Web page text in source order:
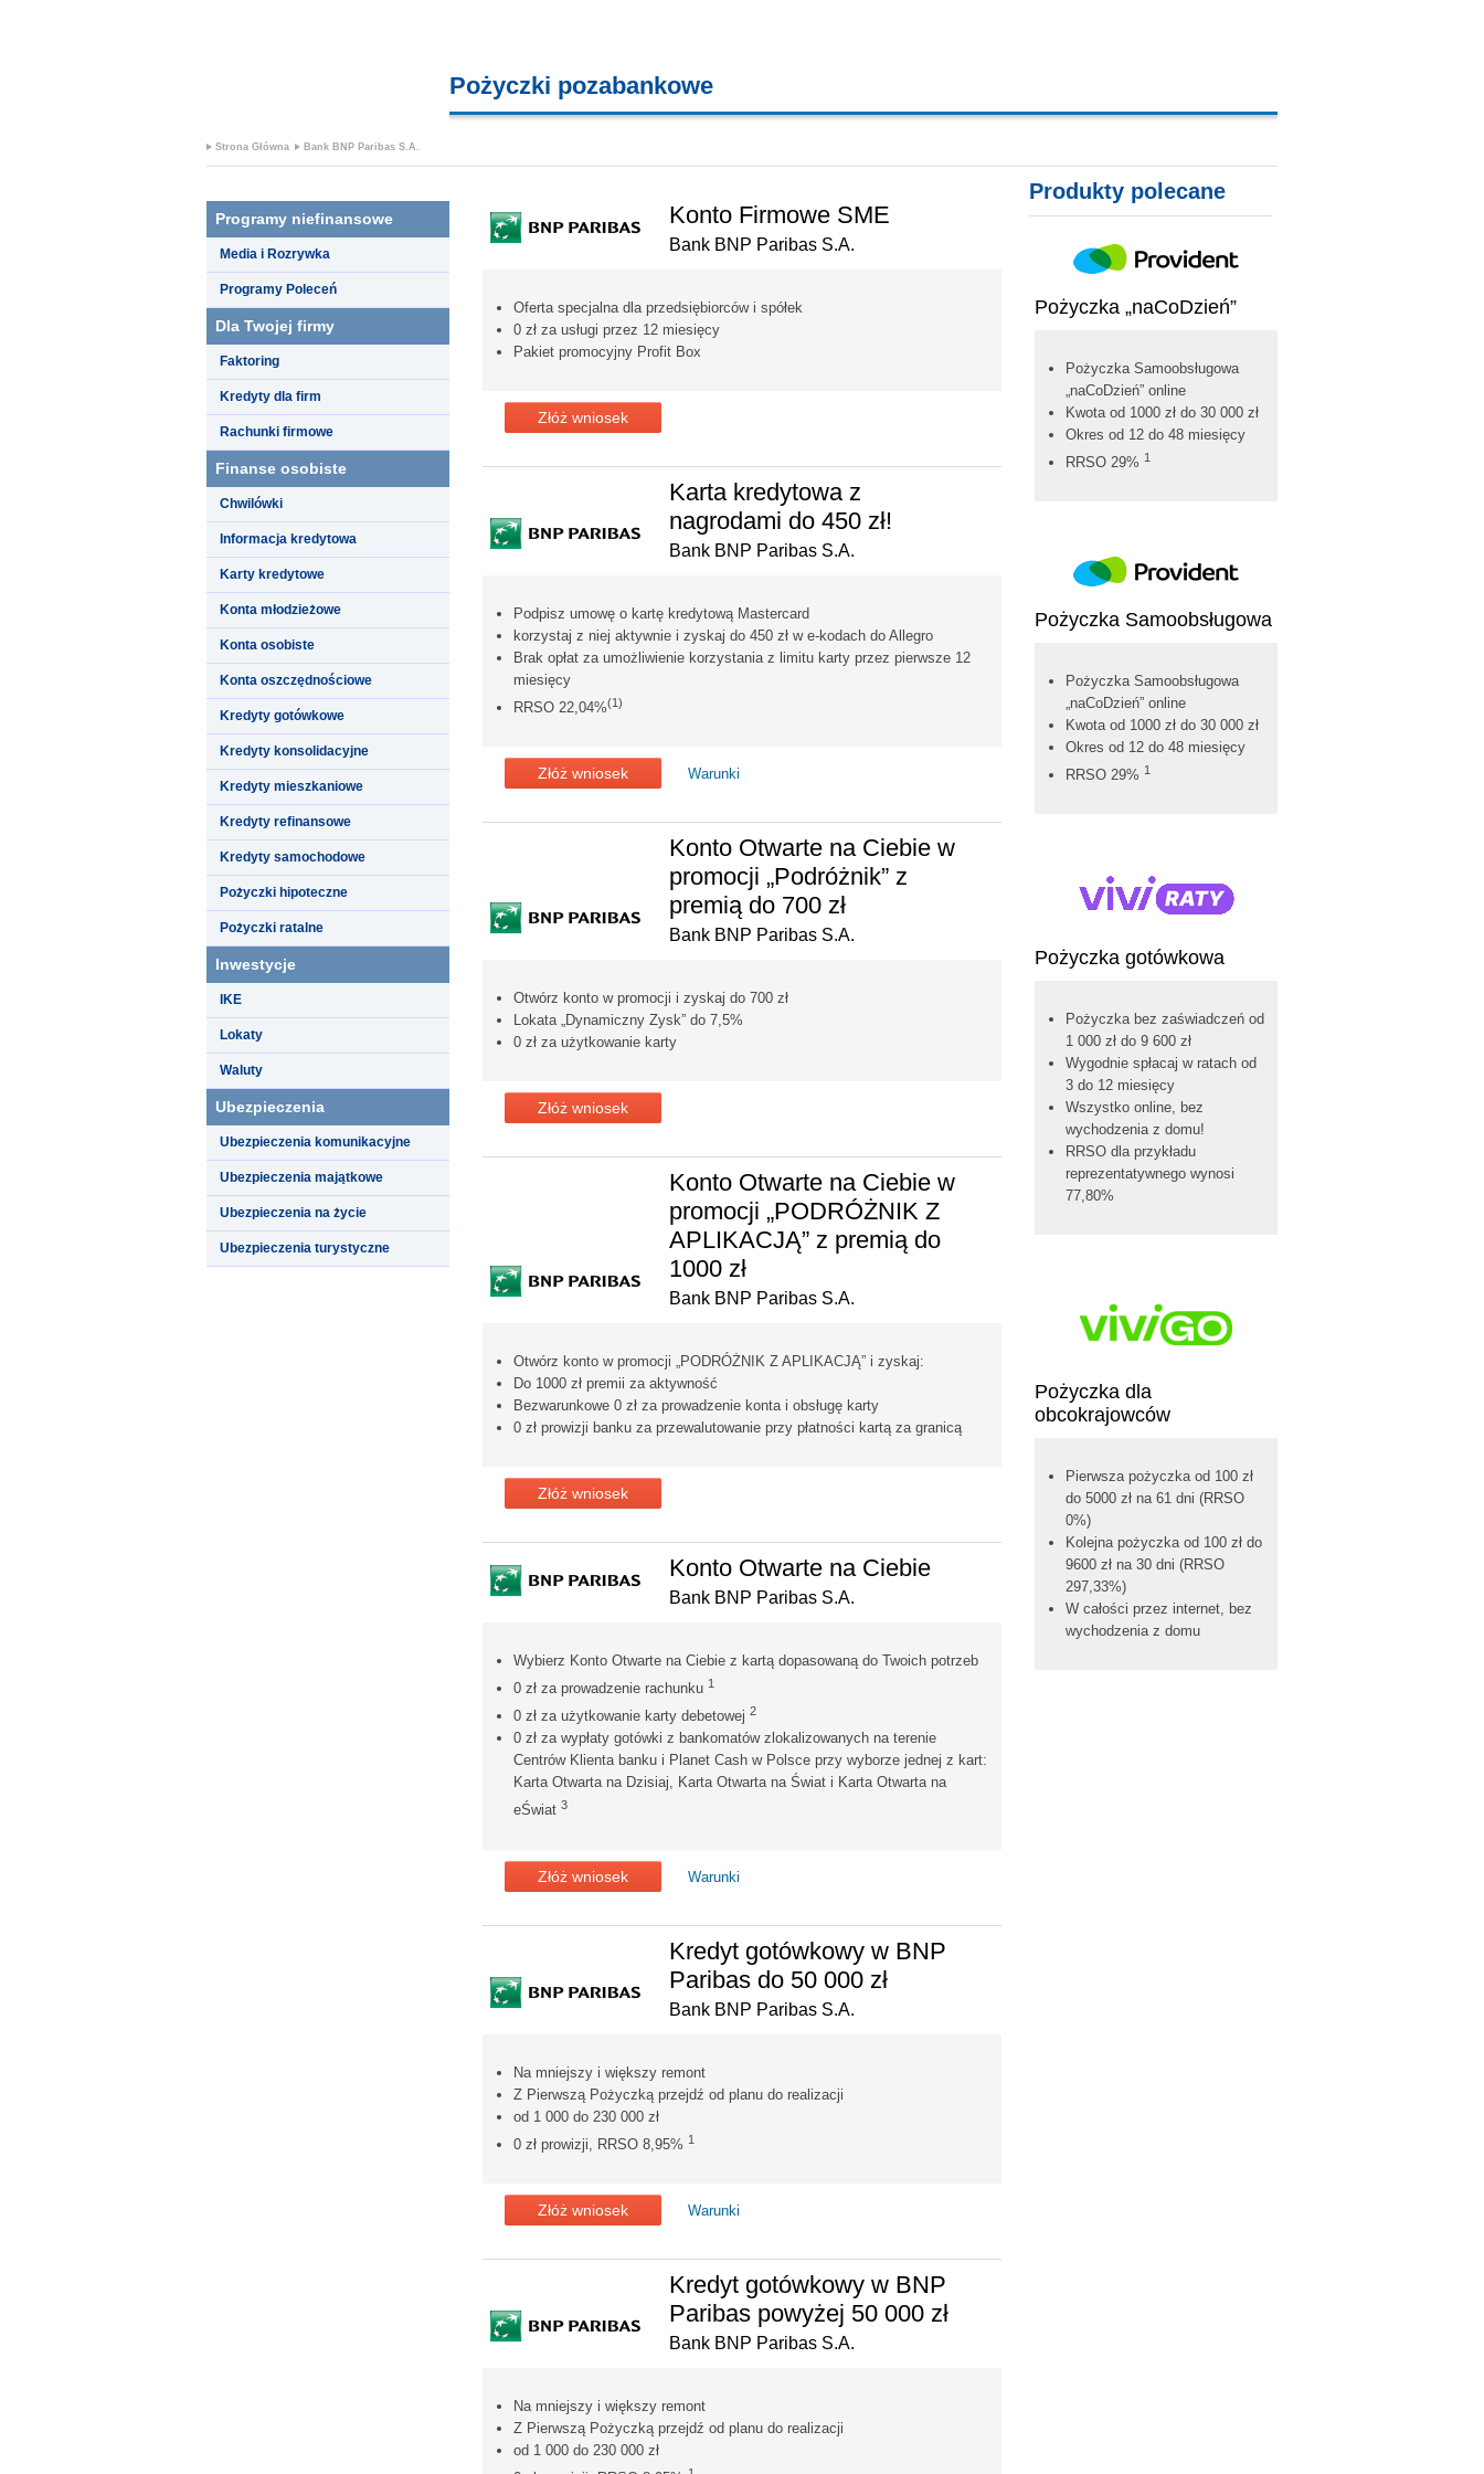
Pożyczki pozabankowe
Strona Główna Bank BNP Paribas S.A.
Programy niefinansowe
Media i Rozrywka
Programy Poleceń
Dla Twojej firmy
Faktoring
Kredyty dla firm
Rachunki firmowe
Finanse osobiste
Chwilówki
Informacja kredytowa
Karty kredytowe
Konta młodzieżowe
Konta osobiste
Konta oszczędnościowe
Kredyty gotówkowe
Kredyty konsolidacyjne
Kredyty mieszkaniowe
Kredyty refinansowe
Kredyty samochodowe
Pożyczki hipoteczne
Pożyczki ratalne
Inwestycje
IKE
Lokaty
Waluty
Ubezpieczenia
Ubezpieczenia komunikacyjne
Ubezpieczenia majątkowe
Ubezpieczenia na życie
Ubezpieczenia turystyczne
Konto Firmowe SME
Bank BNP Paribas S.A.
Oferta specjalna dla przedsiębiorców i spółek
0 zł za usługi przez 12 miesięcy
Pakiet promocyjny Profit Box
Złóż wniosek
Karta kredytowa z
nagrodami do 450 zł!
Bank BNP Paribas S.A.
Podpisz umowę o kartę kredytową Mastercard
korzystaj z niej aktywnie i zyskaj do 450 zł w e-kodach do Allegro
Brak opłat za umożliwienie korzystania z limitu karty przez pierwsze 12
miesięcy
RRSO 22,04%(1)
Złóż wniosek Warunki
Konto Otwarte na Ciebie w
promocji „Podróżnik” z
premią do 700 zł
Bank BNP Paribas S.A.
Otwórz konto w promocji i zyskaj do 700 zł
Lokata „Dynamiczny Zysk” do 7,5%
0 zł za użytkowanie karty
Złóż wniosek
Konto Otwarte na Ciebie w
promocji „PODRÓŻNIK Z
APLIKACJĄ” z premią do
1000 zł
Bank BNP Paribas S.A.
Otwórz konto w promocji „PODRÓŻNIK Z APLIKACJĄ” i zyskaj:
Do 1000 zł premii za aktywność
Bezwarunkowe 0 zł za prowadzenie konta i obsługę karty
0 zł prowizji banku za przewalutowanie przy płatności kartą za granicą
Złóż wniosek
Konto Otwarte na Ciebie
Bank BNP Paribas S.A.
Wybierz Konto Otwarte na Ciebie z kartą dopasowaną do Twoich potrzeb
0 zł za prowadzenie rachunku 1
0 zł za użytkowanie karty debetowej 2
0 zł za wypłaty gotówki z bankomatów zlokalizowanych na terenie
Centrów Klienta banku i Planet Cash w Polsce przy wyborze jednej z kart:
Karta Otwarta na Dzisiaj, Karta Otwarta na Świat i Karta Otwarta na
eŚwiat 3
Złóż wniosek Warunki
Kredyt gotówkowy w BNP
Paribas do 50 000 zł
Bank BNP Paribas S.A.
Na mniejszy i większy remont
Z Pierwszą Pożyczką przejdź od planu do realizacji
od 1 000 do 230 000 zł
0 zł prowizji, RRSO 8,95% 1
Złóż wniosek Warunki
Kredyt gotówkowy w BNP
Paribas powyżej 50 000 zł
Bank BNP Paribas S.A.
Na mniejszy i większy remont
Z Pierwszą Pożyczką przejdź od planu do realizacji
od 1 000 do 230 000 zł
Produkty polecane
Pożyczka „naCoDzień”
Pożyczka Samoobsługowa
„naCoDzień” online
Kwota od 1000 zł do 30 000 zł
Okres od 12 do 48 miesięcy
RRSO 29% 1
Pożyczka Samoobsługowa
Pożyczka Samoobsługowa
„naCoDzień” online
Kwota od 1000 zł do 30 000 zł
Okres od 12 do 48 miesięcy
RRSO 29% 1
Pożyczka gotówkowa
Pożyczka bez zaświadczeń od
1 000 zł do 9 600 zł
Wygodnie spłacaj w ratach od
3 do 12 miesięcy
Wszystko online, bez
wychodzenia z domu!
RRSO dla przykładu
reprezentatywnego wynosi
77,80%
Pożyczka dla
obcokrajowców
Pierwsza pożyczka od 100 zł
do 5000 zł na 61 dni (RRSO
0%)
Kolejna pożyczka od 100 zł do
9600 zł na 30 dni (RRSO
297,33%)
W całości przez internet, bez
wychodzenia z domu